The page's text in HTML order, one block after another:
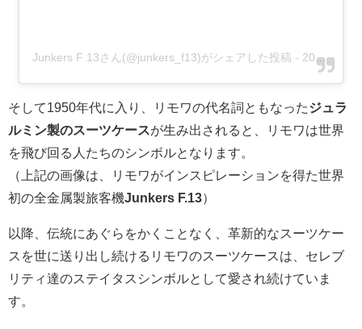
Junkers F 13さん(@junkers_f13)がシェアした投稿 - 2018年 4月月20日午前10時03分PDT
そして1950年代に入り、リモワの代名詞ともなったジュラ
ルミン製のスーツケースが生み出されると、リモワは世界
を飛び回る人たちのシンボルとなります。
（上記の画像は、リモワがインスピレーションを得た世界
初の全金属製旅客機Junkers F.13）
以降、伝統にあぐらをかくことなく、革新的なスーツケー
スを世に送り出し続けるリモワのスーツケースは、セレブ
リティ達のステイタスシンボルとして愛され続けていま
す。